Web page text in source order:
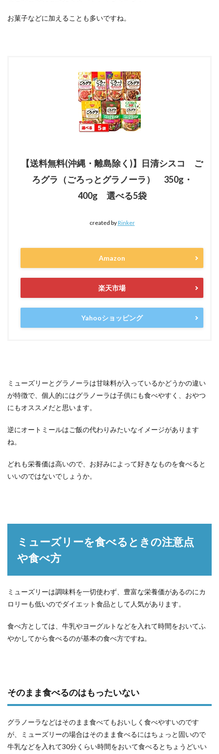
お菓子などに加えることも多いですね。
【送料無料(沖縄・離島除く)】日清シスコ ご
ろグラ（ごろっとグラノーラ） 350g・
400g 選べる5袋
created byRinker
Amazon
楽天市場
Yahooショッピング
ミューズリーとグラノーラは甘味料が入っているかどうかの違い
が特徴で、個人的にはグラノーラは子供にも食べやすく、おやつ
にもオススメだと思います。
逆にオートミールはご飯の代わりみたいなイメージがあります
ね。
どれも栄養価は高いので、お好みによって好きなものを食べると
いいのではないでしょうか。
ミューズリーを食べるときの注意点
や食べ方
ミューズリーは調味料を一切使わず、豊富な栄養価があるのにカ
ロリーも低いのでダイエット食品として人気があります。
食べ方としては、牛乳やヨーグルトなどを入れて時間をおいてふ
やかしてから食べるのが基本の食べ方ですね。
そのまま食べるのはもったいない
グラノーラなどはそのまま食べてもおいしく食べやすいのです
が、ミューズリーの場合はそのまま食べるにはちょっと固いので
牛乳などを入れて30分くらい時間をおいて食べるとちょうどいい